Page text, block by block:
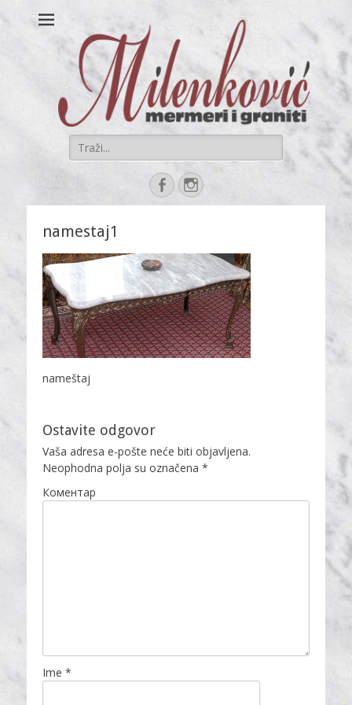
Mermer i granit
MILENKOVIĆ
sve kamenorezačke usluge na jednom mestu
Search
for:
FacebookInstagram
namestaj1
nameštaj
Ostavite odgovor
Vaša adresa e-pošte neće biti objavljena.
Neophodna polja su označena *
Коментар
Ime *